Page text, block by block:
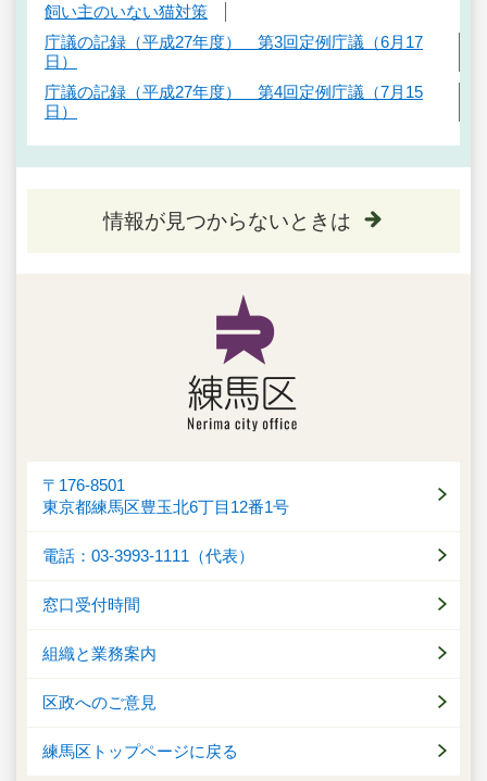
飼い主のいない猫対策
庁議の記録（平成27年度） 第3回定例庁議（6月17
日）
庁議の記録（平成27年度） 第4回定例庁議（7月15
日）
情報が見つからないときは
〒176-8501
東京都練馬区豊玉北6丁目12番1号
電話：03-3993-1111（代表）
窓口受付時間
組織と業務案内
区政へのご意見
練馬区トップページに戻る